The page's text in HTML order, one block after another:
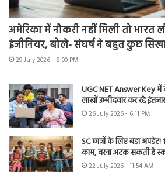
अमेरिका में नौकरी नहीं मिली तो भारत
इंजीनियर, बोले- संघर्ष ने बहुत कुछ
29 July 2026 - 8:00 PM
UGC NET Answer Key में
लाखों उम्मीदवार कर रहे इंतजार
26 July 2026 - 6:11 PM
SC छात्रों के लिए बड़ा
काम, वरना अटक सकती है
22 July 2026 - 11:54 AM